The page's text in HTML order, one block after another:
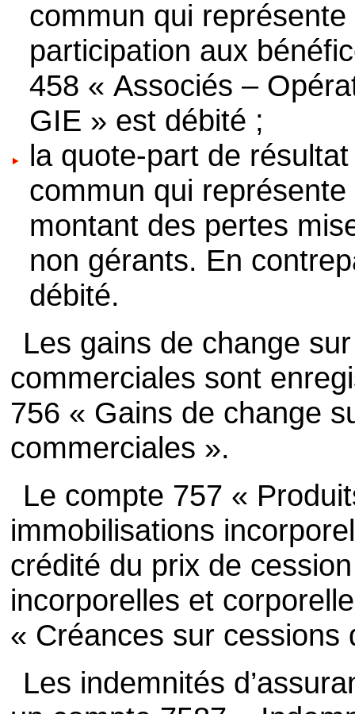
commun qui
participation aux
458 « Associés –
GIE » est débité ;
la quote-part de
commun qui
montant des pertes
non gérants. En
débité.
Les gains de change
commerciales sont
756 « Gains de change
commerciales ».
Le compte 757 «
immobilisations
crédité du prix de
incorporelles et
« Créances sur cessions
Les indemnités